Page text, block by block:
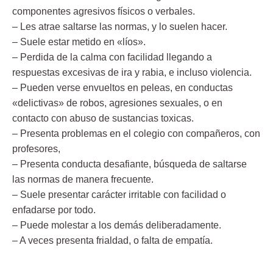
componentes agresivos físicos o verbales.
– Les atrae saltarse las normas, y lo suelen hacer.
– Suele estar metido en «líos».
– Perdida de la calma con facilidad llegando a
respuestas excesivas de ira y rabia, e incluso violencia.
– Pueden verse envueltos en peleas, en conductas
«delictivas» de robos, agresiones sexuales, o en
contacto con abuso de sustancias toxicas.
– Presenta problemas en el colegio con compañeros, con
profesores,
– Presenta conducta desafiante, búsqueda de saltarse
las normas de manera frecuente.
– Suele presentar carácter irritable con facilidad o
enfadarse por todo.
– Puede molestar a los demás deliberadamente.
– A veces presenta frialdad, o falta de empatía.